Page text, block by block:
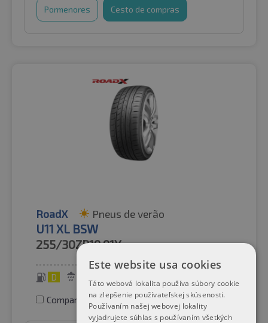
Pormenores Cesto de compras
RoadX Pneus de verão
U11 XL BSW
255/30ZR1991Y
D
Comparar pneus
Este website usa cookies
Táto webová lokalita používa súbory cookie
na zlepšenie používateľskej skúsenosti.
Používaním našej webovej lokality
vyjadrujete súhlas s používaním všetkých